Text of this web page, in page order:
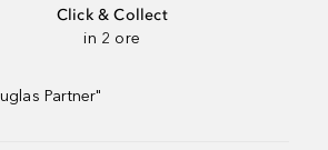
Click & Collect
in 2 ore
Partner"